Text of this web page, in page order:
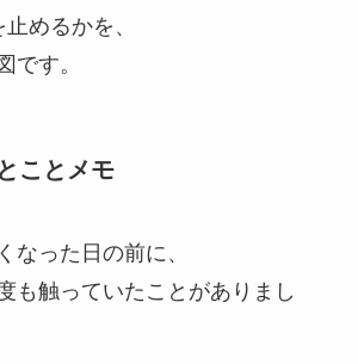
めるかを、
です。
ことメモ
なった日の前に、
も触っていたことがありまし